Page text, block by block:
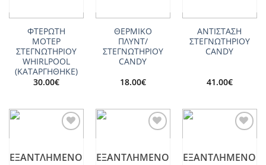
ΦΤΕΡΩΤΗ
ΜΟΤΕΡ
ΣΤΕΓΝΩΤΗΡΙΟΥ
WHIRLPOOL
(ΚΑΤΑΡΓΗΘΗΚΕ)
30.00€
ΘΕΡΜΙΚΟ
ΠΛΥΝΤ/
ΣΤΕΓΝΩΤΗΡΙΟΥ
CANDY
18.00€
ΑΝΤΙΣΤΑΣΗ
ΣΤΕΓΝΩΤΗΡΙΟΥ
CANDY
41.00€
ΕΞΑΝΤΛΗΜΈΝΟ ΕΞΑΝΤΛΗΜΈΝΟ ΕΞΑΝΤΛΗΜΈΝΟ